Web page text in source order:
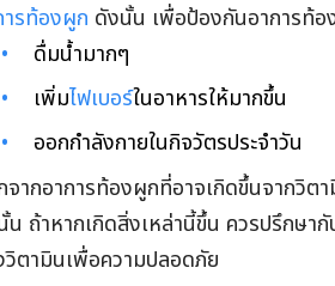
ารท้องผูก ดังนั้น เพื่อป้องกันอาการท้อ
ดื่มน้ำมากๆ
เพิ่มไฟเบอร์ในอาหารให้มากขึ้น
ออกกำลังกายในกิจวัตรประจำวัน
จากอาการท้องผูกที่อาจเกิดขึ้นจากวิต
น ถ้าหากเกิดสิ่งเหล่านี้ขึ้น ควรปรึกษา
วิตามินเพื่อความปลอดภัย